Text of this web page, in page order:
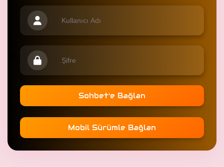
Sohbet'e Bağlan
Mobil Sürümle Bağlan